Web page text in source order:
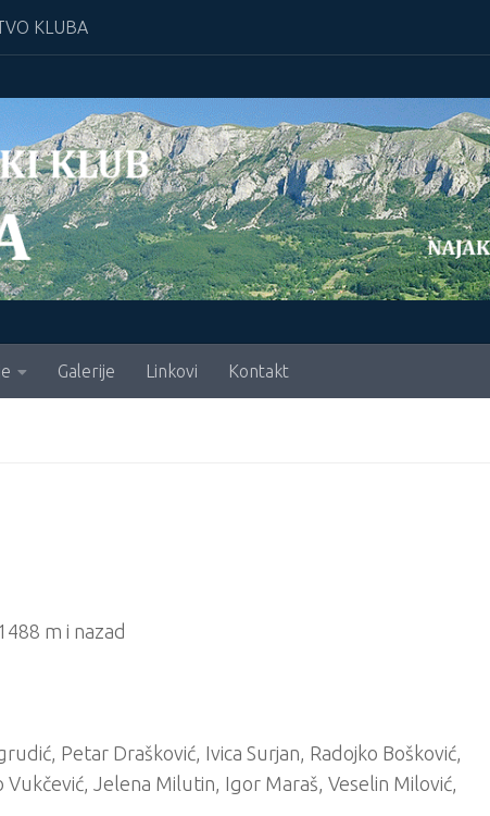
KLUBA
Galerije Linkovi Kontakt
m i nazad
Petar Drašković, Ivica Surjan, Radojko Bošković,
Vukčević, Jelena Milutin, Igor Maraš, Veselin Milović,